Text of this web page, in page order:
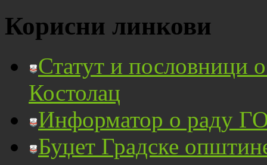
Корисни линкови
Статут и пословници
Костолац
Информатор о раду
Буџет Градске